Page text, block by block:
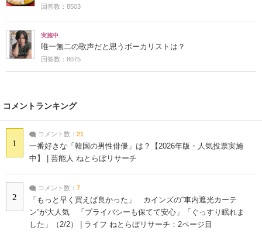
回答数：8503
実施中
唯一無二の歌声だと思うボーカリストは？
回答数：8075
コメントランキング
1
コメント数： 21
一番好きな「韓国の男性俳優」は？【2026年版・人気投票実施
中】 | 芸能人 ねとらぼリサーチ
2
コメント数： 7
「もっと早く買えば良かった」 カインズの“車内遮光カーテ
ン”が大人気 「プライバシーも保てて安心」「ぐっすり眠れま
した」（2/2） | ライフ ねとらぼリサーチ：2ページ目